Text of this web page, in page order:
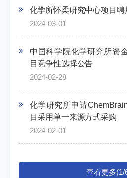
化学所怀柔研究中心项目
2024-03-01
中国科学院化学研究所资
目竞争性选择公告
2024-02-28
化学研究所申请
目采用单一来源方式采购
2024-02-01
查看更多(1/